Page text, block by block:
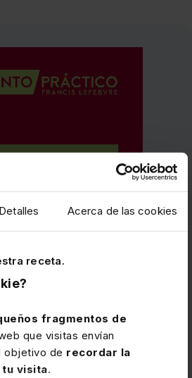
Detalles Acerca de las cookies
receta.
fragmentos de
que visitas envían
objetivo de recordar la
visita.